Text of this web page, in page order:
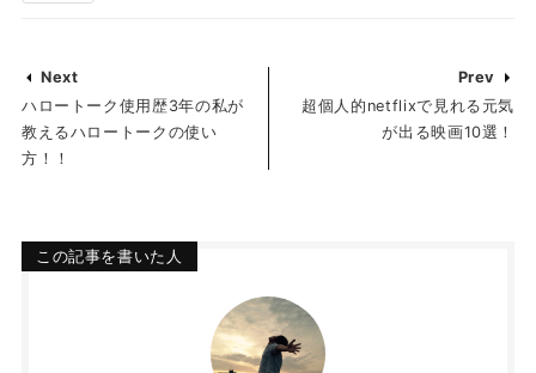
Next
ハロートーク使用歴3年の私が
教えるハロートークの使い
方！！
Prev
超個人的netflixで見れる元気
が出る映画10選！
この記事を書いた人